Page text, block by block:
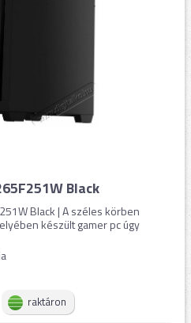
Black
Black | A széles körben
készült gamer pc úgy
raktáron